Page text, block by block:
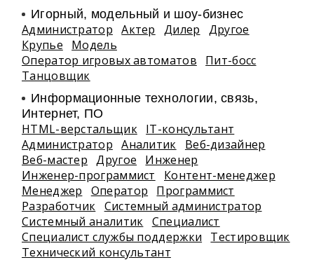
Игорный, модельный и шоу-бизнес
Администратор Актер Дилер
Другое
Крупье
Модель
Оператор игровых автоматов
Пит-босс
Танцовщик
Информационные технологии, связь,
Интернет, ПО
HTML-верстальщик IT-консультант
Администратор
Аналитик
Веб-дизайнер
Веб-мастер
Другое
Инженер
Инженер-программист
Контент-менеджер
Менеджер
Оператор
Программист
Разработчик Системный администратор
Системный аналитик Специалист
Специалист службы поддержки
Тестировщик
Технический консультант